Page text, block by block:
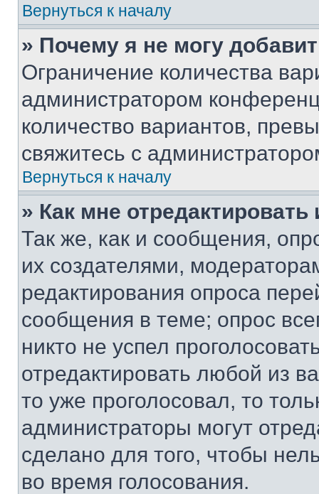
Вернуться к началу
» Почему я не могу
Ограничение количества
администратором
количество вариантов,
свяжитесь с
Вернуться к началу
» Как мне
Так же, как и сообщения,
их создателями,
редактирования опроса
сообщения в теме; опрос
никто не успел
отредактировать любой из
то уже проголосовал, то
администраторы могут
сделано для того, чтобы
во время голосования.